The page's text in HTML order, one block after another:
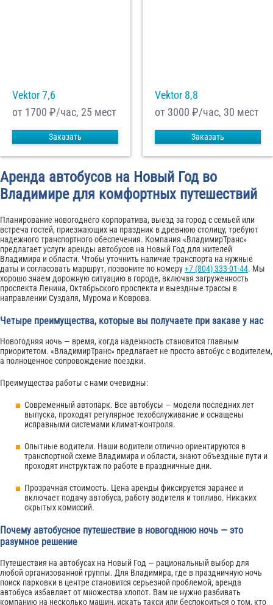
Vektor 7,6
от 1700 ₽/час, 25 мест
Заказать
Vektor 8,8
от 3000 ₽/час, 30 мест
Заказать
Аренда автобусов на Новый Год во
Владимире для комфортных путешествий
Планирование новогоднего корпоратива, выезд за город с семьей или
встреча гостей, приезжающих на праздник в древнюю столицу, требуют
надежного транспортного обеспечения. Компания «ВладимирТранс»
предлагает услуги аренды автобусов на Новый Год для жителей
Владимира и области. Чтобы уточнить наличие транспорта на нужные
даты и согласовать маршрут, позвоните по номеру+7 (804) 333-01-44. Мы
хорошо знаем дорожную ситуацию в городе, включая загруженность
проспекта Ленина, Октябрьского проспекта и выездные трассы в
направлении Суздаля, Мурома и Коврова.
Четыре преимущества, которые вы получаете при заказе у нас
Новогодняя ночь — время, когда надежность становится главным
приоритетом. «ВладимирТранс» предлагает не просто автобус с водителем,
а полноценное сопровождение поездки.
Преимущества работы с нами очевидны:
Современный автопарк. Все автобусы — модели последних лет
выпуска, проходят регулярное техобслуживание и оснащены
исправными системами климат-контроля.
Опытные водители. Наши водители отлично ориентируются в
транспортной схеме Владимира и области, знают объездные пути и
проходят инструктаж по работе в праздничные дни.
Прозрачная стоимость. Цена аренды фиксируется заранее и
включает подачу автобуса, работу водителя и топливо. Никаких
скрытых комиссий.
Почему автобусное путешествие в новогоднюю ночь — это
разумное решение
Путешествия на автобусах на Новый Год — рациональный выбор для
любой организованной группы. Для Владимира, где в праздничную ночь
поиск парковки в центре становится серьезной проблемой, аренда
автобуса избавляет от множества хлопот. Вам не нужно разбивать
компанию на несколько машин, искать такси или беспокоиться о том, кто